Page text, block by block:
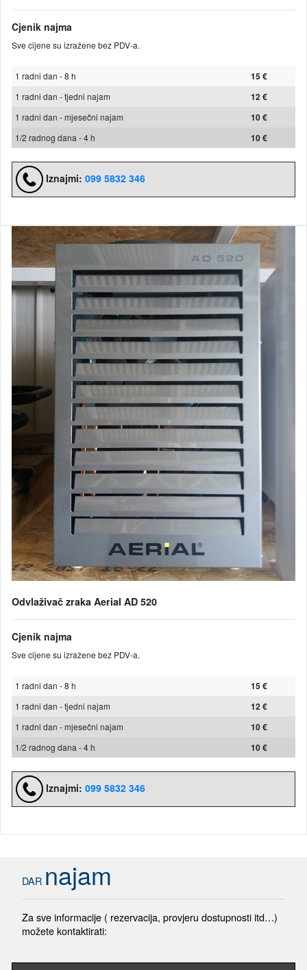
Cjenik najma
Sve cijene su izražene bez PDV-a.
1 radni dan - 8 h 15 €
1 radni dan - tjedni najam 12 €
1 radni dan - mjesečni najam 10 €
1/2 radnog dana - 4 h 10 €
Iznajmi: 099 5832 346
Odvlaživač zraka Aerial AD 520
Cjenik najma
Sve cijene su izražene bez PDV-a.
1 radni dan - 8 h 15 €
1 radni dan - tjedni najam 12 €
1 radni dan - mjesečni najam 10 €
1/2 radnog dana - 4 h 10 €
Iznajmi: 099 5832 346
DAR najam
Za sve informacije ( rezervacija, provjeru dostupnosti itd…)
možete kontaktirati: